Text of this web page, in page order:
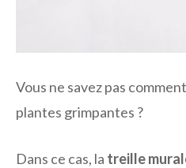
Vous ne savez pas
plantes grimpantes ?
Dans ce cas, la treille